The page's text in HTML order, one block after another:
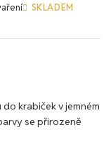
SKLADEM
krabiček v jemném
se přirozeně